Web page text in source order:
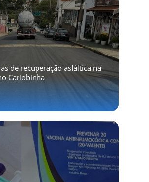
de recuperação asfáltica na
Cariobinha